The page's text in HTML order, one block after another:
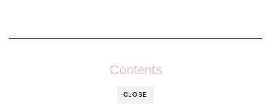
CLOSE
Contents